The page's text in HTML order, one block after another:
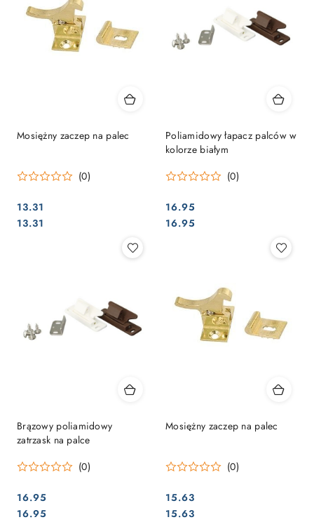
Mosiężny zaczep na palec
(0)
Cena:
13.31
Cena:
13.31
Poliamidowy łapacz palców w
kolorze białym
(0)
Cena:
16.95
Cena:
16.95
Brązowy poliamidowy
zatrzask na palce
(0)
Cena:
16.95
Cena:
16.95
Mosiężny zaczep na palec
(0)
Cena:
15.63
Cena:
15.63